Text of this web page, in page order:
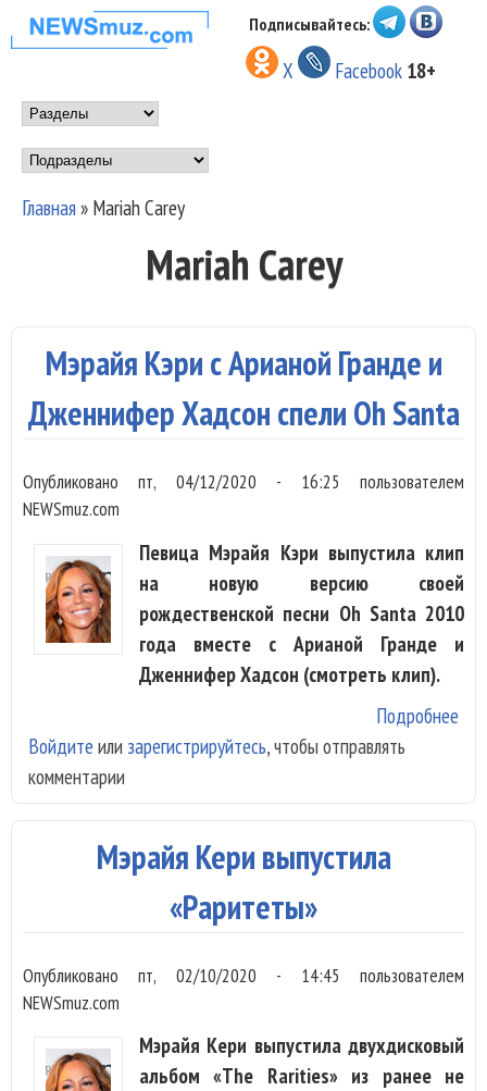
Перейти к основному
содержанию
НОВОСТИ
МУЗЫКИ И
ШОУ БИЗНЕСА
NEWSMUZ.COM
Подписывайтесь:
X Facebook 18+
Main menu
Подразделы
Главная» Mariah Carey
Mariah Carey
Мэрайя Кэри с Арианой Гранде и
Дженнифер Хадсон спели Oh Santa
Опубликованопт, 04/12/2020 - 16:25 пользователем
NEWSmuz.com
Певица Мэрайя Кэри выпустила клип
на новую версию своей
рождественской песни Oh Santa 2010
года вместе с Арианой Гранде и
Дженнифер Хадсон (смотреть клип).
Подробнее
Войдите или зарегистрируйтесь, чтобы отправлять
комментарии
Мэрайя Кери выпустила
«Раритеты»
Опубликованопт, 02/10/2020 - 14:45 пользователем
NEWSmuz.com
Мэрайя Кери выпустила двухдисковый
альбом «The Rarities» из ранее не